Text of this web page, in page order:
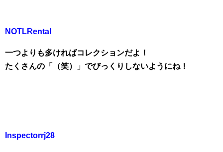
NOTLRental
一つよりも多ければコレクションだよ！
たくさんの「（笑）」でびっくりしないようにね！
Inspectorrj28